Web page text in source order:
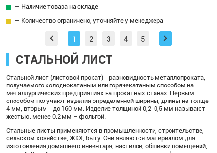
— Наличие товара на складе
— Количество ограничено, уточняйте у менеджера
1 2 3 4 5
СТАЛЬНОЙ ЛИСТ
Стальной лист (листовой прокат) - разновидность металлопроката,
получаемого холоднокатаным или горячекатаным способом на
металлургических предприятиях на прокатных станах. Первым
способом получают изделия определенной ширины, длины не толще
4 мм, вторым - до 160 мм. Изделие толщиной 0,2-0,5 мм называют
жестью, менее 0,2 мм – фольгой.
Стальные листы применяются в промышленности, строительстве,
сельском хозяйстве, ЖКХ, быту. Они являются материалом для
изготовления домашнего инвентаря, настилов, обшивки помещений,